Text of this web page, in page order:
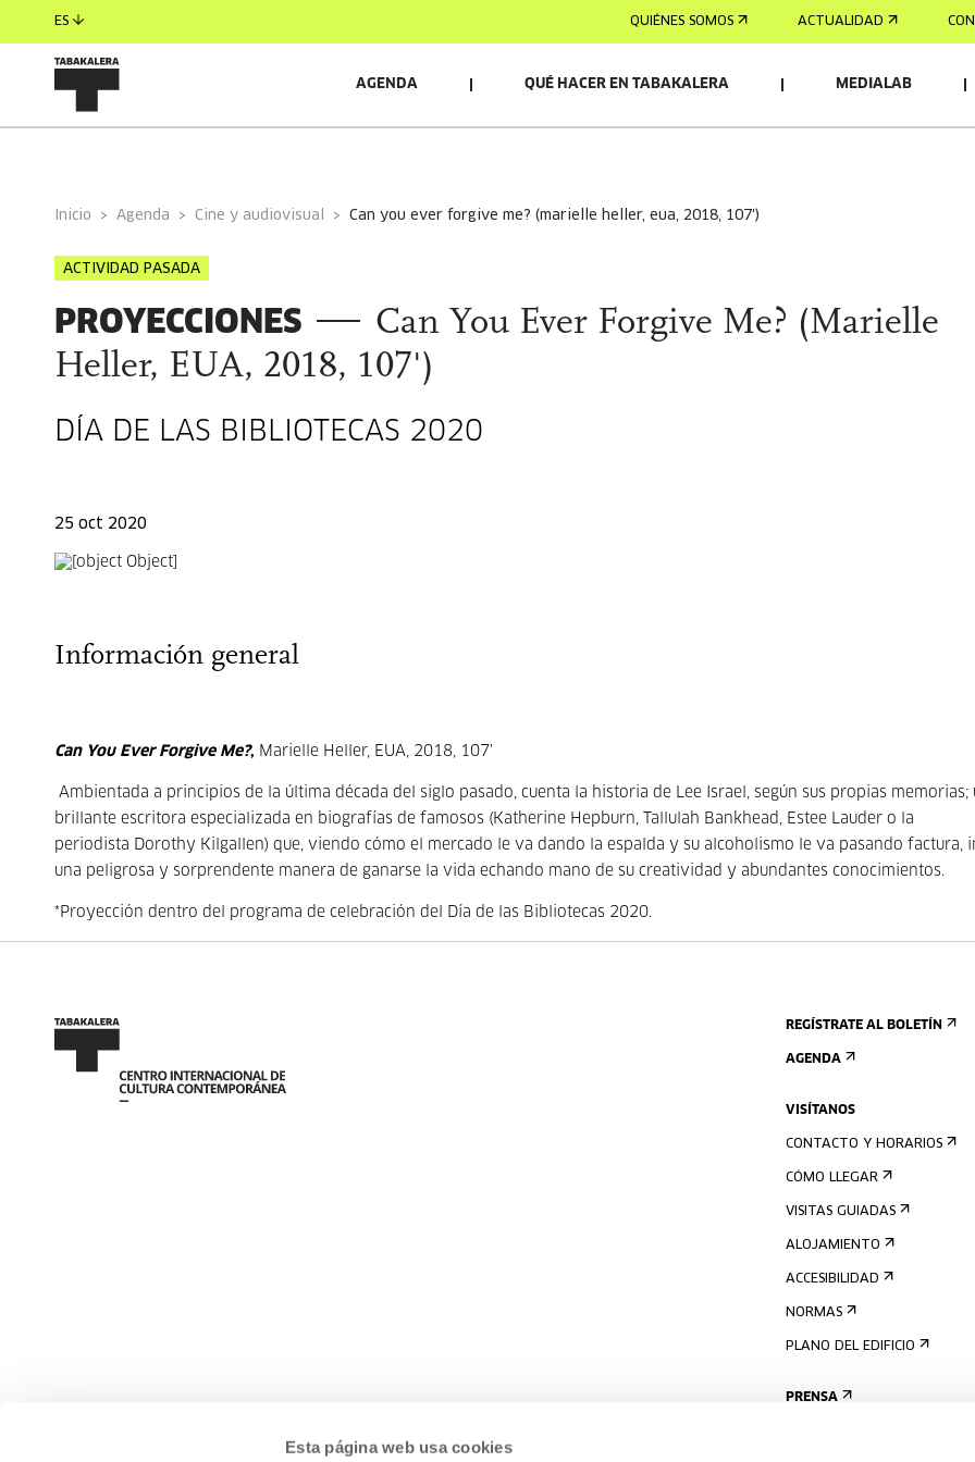
Esta página web usa cookies
ES QUIÉNES SOMOS ACTUALIDAD
AGENDA QUÉ HACER EN TABAKALERA MEDIALAB
Inicio Agenda Cine y audiovisual can you ever forgive me? (marielle heller, eua, 2018, 107')
ACTIVIDAD PASADA
PROYECCIONES
Can You Ever Forgive Me? (Marielle
Heller, EUA, 2018, 107')
DÍA DE LAS BIBLIOTECAS 2020
25 oct 2020
Información general
Can You Ever Forgive Me?, Marielle Heller, EUA, 2018, 107'
Ambientada a principios de la última década del siglo pasado, cuenta la historia de Lee Israel, según sus propias memorias;
brillante escritora especializada en biografías de famosos (Katherine Hepburn, Tallulah Bankhead, Estee Lauder o la
periodista Dorothy Kilgallen) que, viendo cómo el mercado le va dando la espalda y su alcoholismo le va pasando factura,
una peligrosa y sorprendente manera de ganarse la vida echando mano de su creatividad y abundantes conocimientos.
*Proyección dentro del programa de celebración del Día de las Bibliotecas 2020.
REGÍSTRATE AL BOLETÍN
AGENDA
VISÍTANOS
CONTACTO Y HORARIOS
CÓMO LLEGAR
VISITAS GUIADAS
ALOJAMIENTO
ACCESIBILIDAD
NORMAS
PLANO DEL EDIFICIO
PRENSA